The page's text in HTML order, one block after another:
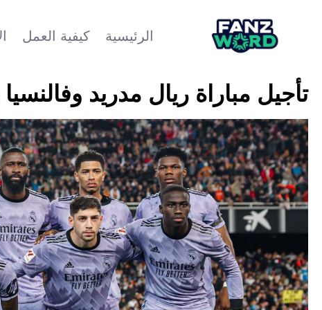
الرئيسية كيفية العمل
تأجيل مباراة ريال مدريد